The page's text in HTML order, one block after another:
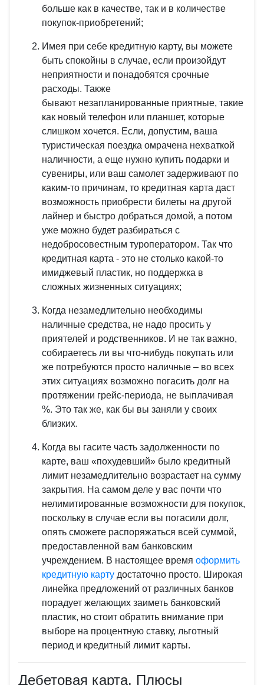
больше как в качестве, так и в количестве
покупок-приобретений;
Имея при себе кредитную карту, вы можете
быть спокойны в случае, если произойдут
неприятности и понадобятся срочные
расходы. Также
бывают незапланированные приятные, такие
как новый телефон или планшет, которые
слишком хочется. Если, допустим, ваша
туристическая поездка омрачена нехваткой
наличности, а еще нужно купить подарки и
сувениры, или ваш самолет задерживают по
каким-то причинам, то кредитная карта даст
возможность приобрести билеты на другой
лайнер и быстро добраться домой, а потом
уже можно будет разбираться с
недобросовестным туроператором. Так что
кредитная карта - это не столько какой-то
имиджевый пластик, но поддержка в
сложных жизненных ситуациях;
Когда незамедлительно необходимы
наличные средства, не надо просить у
приятелей и родственников. И не так важно,
собираетесь ли вы что-нибудь покупать или
же потребуются просто наличные – во всех
этих ситуациях возможно погасить долг на
протяжении грейс-периода, не выплачивая
%. Это так же, как бы вы заняли у своих
близких.
Когда вы гасите часть задолженности по
карте, ваш «похудевший» было кредитный
лимит незамедлительно возрастает на сумму
закрытия. На самом деле у вас почти что
нелимитированные возможности для покупок,
поскольку в случае если вы погасили долг,
опять сможете распоряжаться всей суммой,
предоставленной вам банковским
учреждением. В настоящее время оформить
кредитную карту достаточно просто. Широкая
линейка предложений от различных банков
порадует желающих заиметь банковский
пластик, но стоит обратить внимание при
выборе на процентную ставку, льготный
период и кредитный лимит карты.
Дебетовая карта. Плюсы